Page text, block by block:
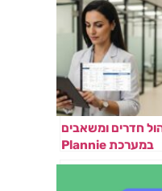
חדרים ומשאבים
במערכת Plannie